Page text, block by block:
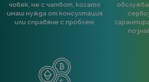
човек, не с чатбот, когато
имаш нужда от консултация
или справяне с проблем.